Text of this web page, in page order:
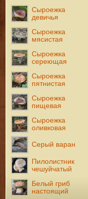
Сыроежка
девичья
Сыроежка
мясистая
Сыроежка
сереющая
Сыроежка
пятнистая
Сыроежка
пищевая
Сыроежка
оливковая
Серый варан
Пилолистник
чешуйчатый
Белый гриб
настоящий